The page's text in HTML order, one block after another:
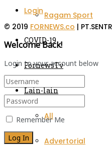
Ragam Sport
COVID-19
FornewsTv
Lain-lain
All
Advertorial
Login
© 2019 FORNEWS.co |
Welcome Back!
Login to your account below
Remember Me